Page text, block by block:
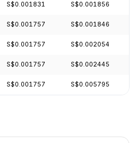
S$0.001831 S$0.001856
S$0.001757 S$0.001846
S$0.001757 S$0.002054
S$0.001757 S$0.002445
S$0.001757 S$0.005795